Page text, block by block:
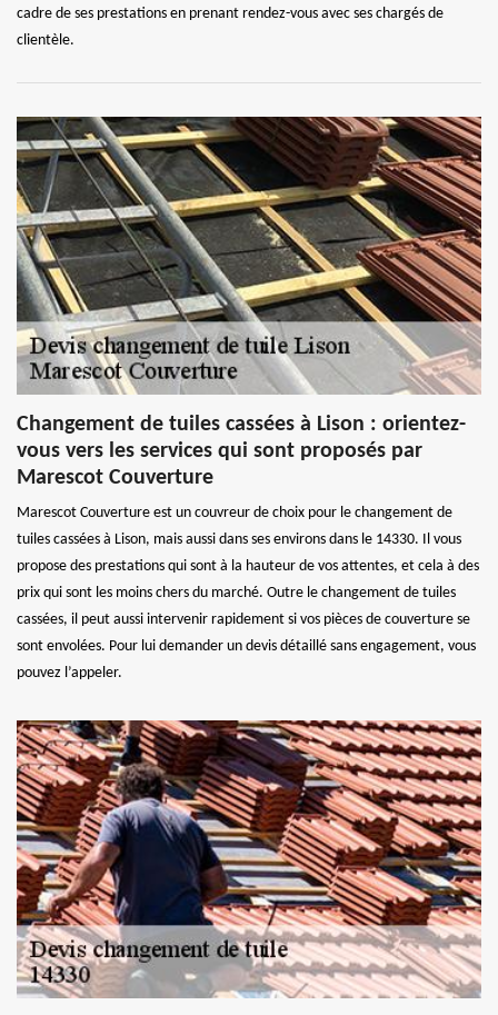
cadre de ses prestations en prenant rendez-vous avec ses chargés de
clientèle.
Changement de tuiles cassées à Lison : orientez-
vous vers les services qui sont proposés par
Marescot Couverture
Marescot Couverture est un couvreur de choix pour le changement de
tuiles cassées à Lison, mais aussi dans ses environs dans le 14330. Il vous
propose des prestations qui sont à la hauteur de vos attentes, et cela à des
prix qui sont les moins chers du marché. Outre le changement de tuiles
cassées, il peut aussi intervenir rapidement si vos pièces de couverture se
sont envolées. Pour lui demander un devis détaillé sans engagement, vous
pouvez l’appeler.